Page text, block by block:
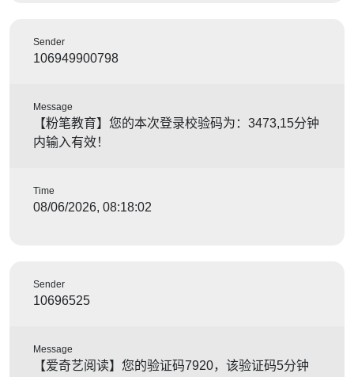
Sender
106949900798
Message
【粉笔教育】您的本次登录校验码为：3473,15分钟
内输入有效！
Time
08/06/2026, 08:18:02
Sender
10696525
Message
【爱奇艺阅读】您的验证码7920，该验证码5分钟